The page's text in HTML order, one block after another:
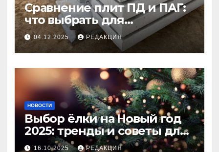
Сравнение плит ПД и ПАГ:
что выбрать для
долговечного и прочного
покрытия
04.12.2025 РЕДАКЦИЯ
НОВОСТИ
Выбор ёлки на Новый год
2025: тренды и советы для
идеального праздника
16.10.2025 РЕДАКЦИЯ